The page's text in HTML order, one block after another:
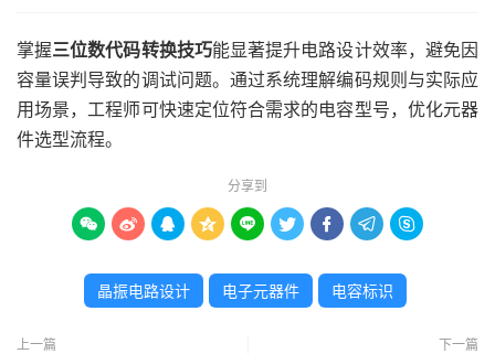
掌握三位数代码转换技巧能显著提升电路设计效率，避免因
容量误判导致的调试问题。通过系统理解编码规则与实际应
用场景，工程师可快速定位符合需求的电容型号，优化元器
件选型流程。
分享到
        
晶振电路设计 电子元器件 电容标识
上一篇 下一篇